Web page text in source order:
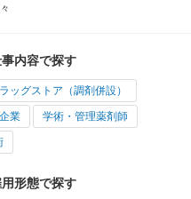
内容で探す
ラッグストア（調剤併設）
業 学術・管理薬剤師
形態で探す